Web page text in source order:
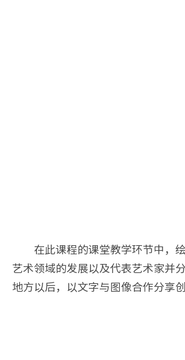
在此课程的课堂教学环节中，
艺术领域的发展以及代表艺术家并
地方以后，以文字与图像合作分享创